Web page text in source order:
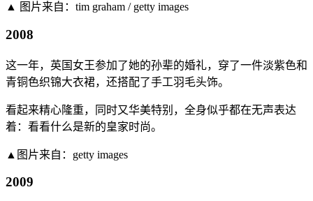
▲ 图片来自：tim graham / getty images
2008
这一年，英国女王参加了她的孙辈的婚礼，穿了一件淡紫色和
青铜色织锦大衣裙，还搭配了手工羽毛头饰。
看起来精心隆重，同时又华美特别，全身似乎都在无声表达
着：看看什么是新的皇家时尚。
▲图片来自：getty images
2009